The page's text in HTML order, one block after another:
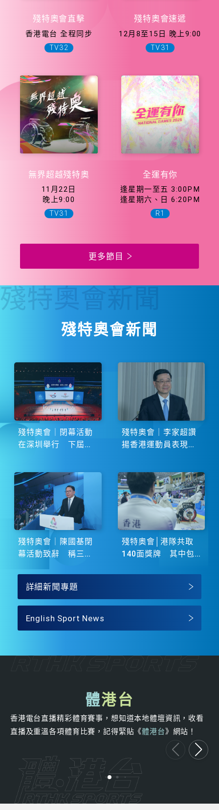
殘特奧會直擊
香港電台 全程同步
TV32
殘特奧會速遞
12月8至15日 晚上9:00
TV31
無界超越殘特奧
11月22日
晚上9:00
TV31
全運有你
逢星期一至五 3:00PM
逢星期六、日 6:20PM
R1
更多節目
殘特奧會新聞
殘特奧會
殘特奧會｜閉幕活動
在深圳舉行 下屆由
殘特奧會｜李家超讚
揚香港運動員表現卓
殘特奧會｜陳國基閉
幕活動致辭 稱三地
殘特奧會│港隊共取
140面獎牌 其中包
詳細新聞專題
English Sport News
體港台
香港電台直播精彩體育賽事，想知道本地體壇資訊，收看
直播及重溫各項體育比賽，記得緊貼《體港台》網站！